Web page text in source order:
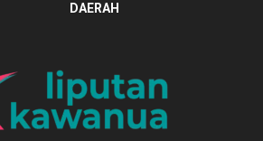
DAERAH